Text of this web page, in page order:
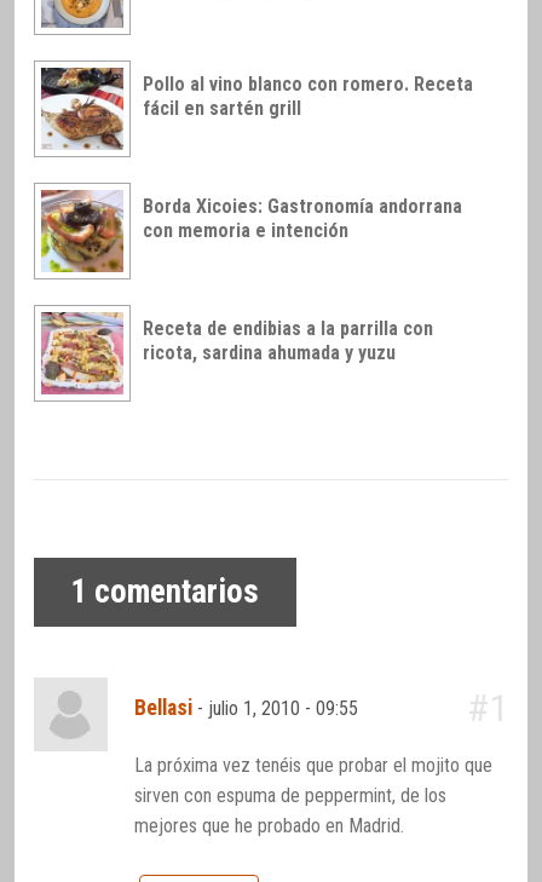
Pollo al vino blanco con romero. Receta
fácil en sartén grill
Borda Xicoies: Gastronomía andorrana
con memoria e intención
Receta de endibias a la parrilla con
ricota, sardina ahumada y yuzu
1 comentarios
Bellasi - julio 1, 2010 - 09:55 #1
La próxima vez tenéis que probar el mojito que
sirven con espuma de peppermint, de los
mejores que he probado en Madrid.